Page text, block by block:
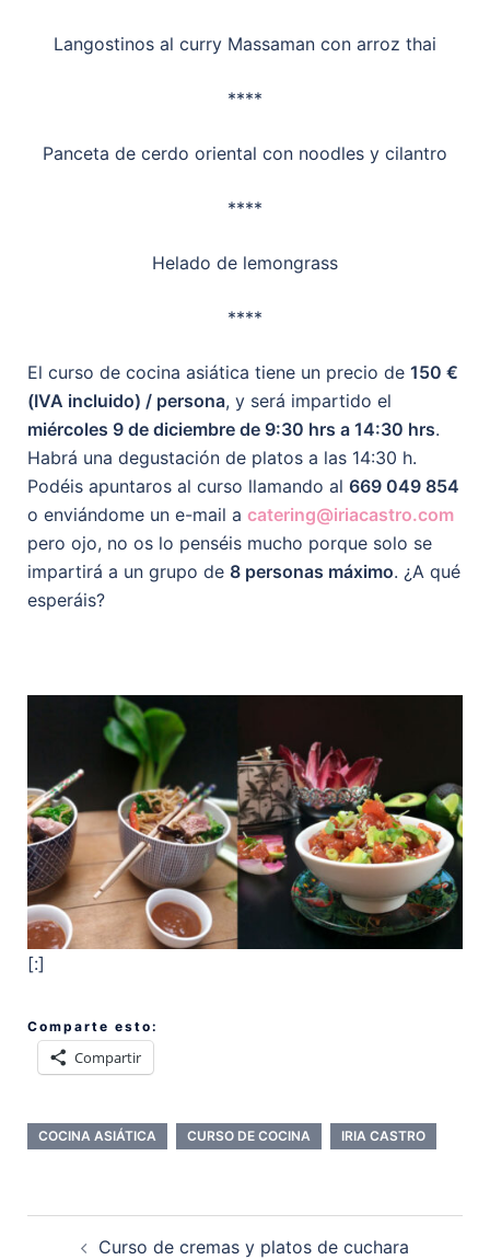
Langostinos al curry Massaman con arroz thai
****
Panceta de cerdo oriental con noodles y cilantro
****
Helado de lemongrass
****
El curso de cocina asiática tiene un precio de 150 €
(IVA incluido) / persona, y será impartido el
miércoles 9 de diciembre de 9:30 hrs a 14:30 hrs.
Habrá una degustación de platos a las 14:30 h.
Podéis apuntaros al curso llamando al 669 049 854
o enviándome un e-mail a catering@iriacastro.com
pero ojo, no os lo penséis mucho porque solo se
impartirá a un grupo de 8 personas máximo. ¿A qué
esperáis?
[:]
Comparte esto:
Compartir
COCINA ASIÁTICA CURSO DE COCINA IRIA CASTRO
Curso de cremas y platos de cuchara